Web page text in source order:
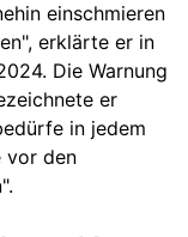
einschmieren
erklärte er in
Die Warnung
er
in jedem
vor den